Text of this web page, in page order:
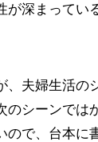
深まってい
、夫婦生活
シーンでは
で、台本に